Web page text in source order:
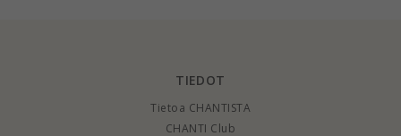
TIEDOT
Tietoa CHANTISTA
CHANTI Club